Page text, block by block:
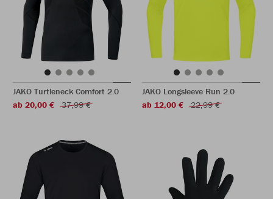
JAKO Turtleneck Comfort 2.0
ab 20,00 €
37,99 €
JAKO Longsleeve Run 2.0
ab 12,00 €
22,99 €